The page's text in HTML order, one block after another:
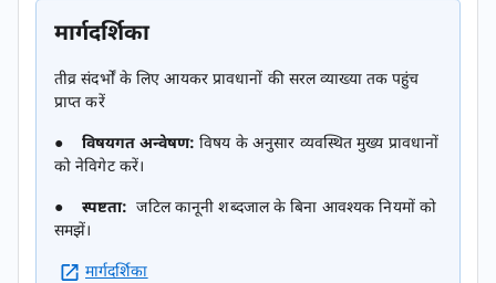
मार्गदर्शिका
तीव्र संदर्भों के लिए आयकर प्रावधानों की सरल व्याख्या तक पहुंच
प्राप्त करें
● विषयगत अन्वेषण: विषय के अनुसार व्यवस्थित मुख्य प्रावधानों
को नेविगेट करें।
● स्पष्टता: जटिल कानूनी शब्दजाल के बिना आवश्यक नियमों को
समझें।
मार्गदर्शिका